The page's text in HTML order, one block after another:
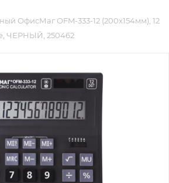
ОфисМаг OFM-333-12 (200x154мм), 12
ЧЕРНЫЙ, 250462